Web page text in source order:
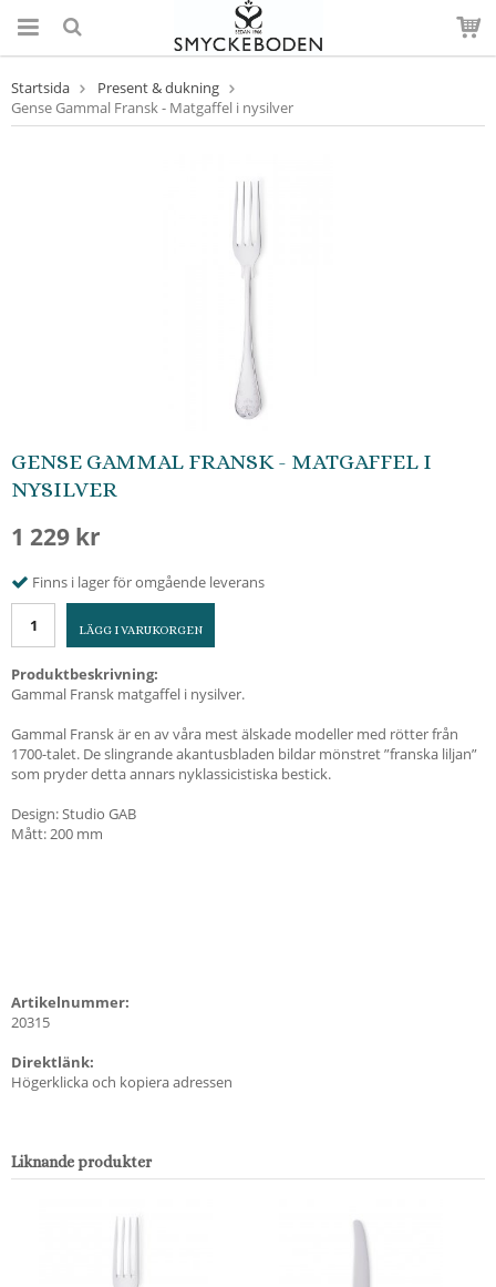
Startsida
Present & dukning
Gense Gammal Fransk - Matgaffel i nysilver
GENSE GAMMAL FRANSK - MATGAFFEL I
NYSILVER
1 229 kr
Finns i lager för omgående leverans
LÄGG I VARUKORGEN
Produktbeskrivning:
Gammal Fransk matgaffel i nysilver.
Gammal Fransk är en av våra mest älskade modeller med rötter från
1700-talet. De slingrande akantusbladen bildar mönstret ”franska liljan”
som pryder detta annars nyklassicistiska bestick.
Design: Studio GAB
Mått: 200 mm
Artikelnummer:
20315
Direktlänk:
Högerklicka och kopiera adressen
Liknande produkter